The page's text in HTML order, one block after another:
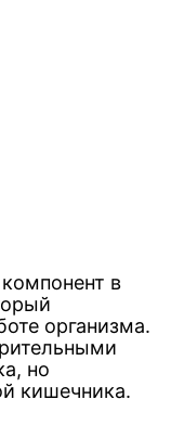
в
организма.
но
кишечника.